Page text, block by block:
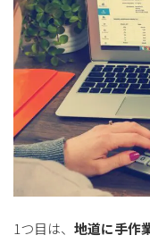
1つ目は、 地道に手作